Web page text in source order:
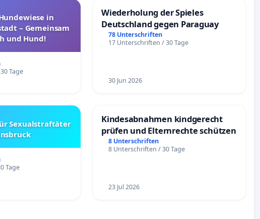
in
– Gemeinsam
und Hund!
Tage
Wiederholung der Spieles
Deutschland gegen Paraguay
78 Unterschriften
17 Unterschriften / 30 Tage
30 Jun 2026
Sexualstraftäter
Tage
Kindesabnahmen kindgerecht
prüfen und Elternrechte schützen
8 Unterschriften
8 Unterschriften / 30 Tage
23 Jul 2026